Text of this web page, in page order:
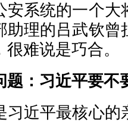
安系统的一个
助理的吕武钦
难说是巧合。
题：习近平要不
习近平最核心